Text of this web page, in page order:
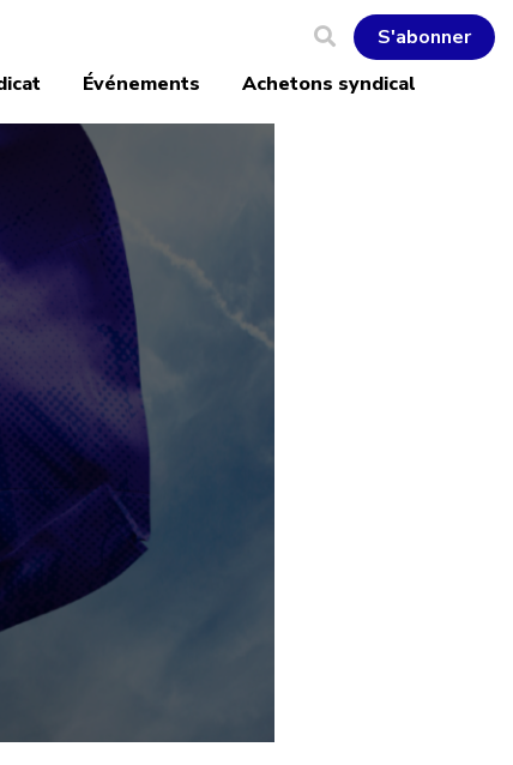
S'abonner
Événements Achetons syndical